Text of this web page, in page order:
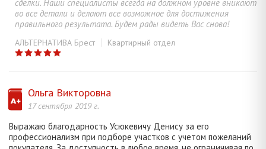
сделки. Наши специалисты всегда на должном уровне вникают
во все детали и делают все возможное для достижения
правильного результата. Будем рады видеть Вас снова!
АЛЬТЕРНАТИВА Брест Квартирный отдел
Ольга Викторовна
17 сентября 2019 г.
Выражаю благодарность Усюкевичу Денису за его
профессионализм при подборе участков с учетом пожеланий